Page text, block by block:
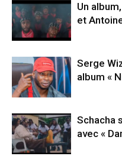
Un
et
Serge
album «
Schacha
avec «